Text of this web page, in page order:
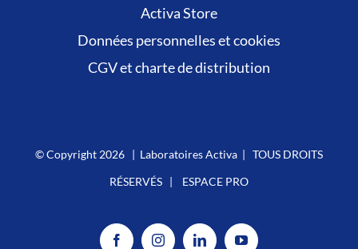
Activa Store
Données personnelles et cookies
CGV et charte de distribution
© Copyright 2026 | Laboratoires Activa | TOUS DROITS
RÉSERVÉS | ESPACE PRO
FacebookInstagramLinkedInYouTube